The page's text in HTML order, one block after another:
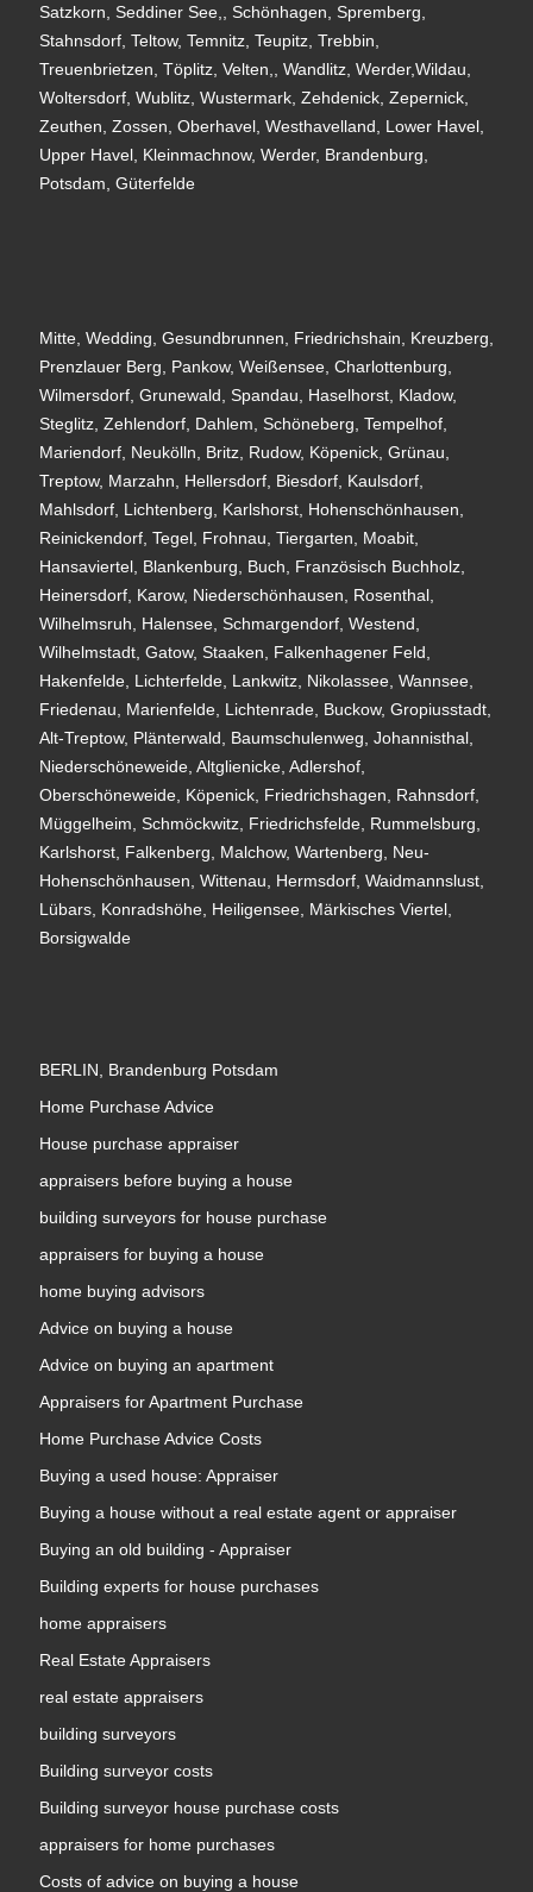
Satzkorn, Seddiner See,, Schönhagen, Spremberg,
Stahnsdorf, Teltow, Temnitz, Teupitz, Trebbin,
Treuenbrietzen, Töplitz, Velten,, Wandlitz, Werder,Wildau,
Woltersdorf, Wublitz, Wustermark, Zehdenick, Zepernick,
Zeuthen, Zossen, Oberhavel, Westhavelland, Lower Havel,
Upper Havel, Kleinmachnow, Werder, Brandenburg,
Potsdam, Güterfelde
Mitte, Wedding, Gesundbrunnen, Friedrichshain, Kreuzberg,
Prenzlauer Berg, Pankow, Weißensee, Charlottenburg,
Wilmersdorf, Grunewald, Spandau, Haselhorst, Kladow,
Steglitz, Zehlendorf, Dahlem, Schöneberg, Tempelhof,
Mariendorf, Neukölln, Britz, Rudow, Köpenick, Grünau,
Treptow, Marzahn, Hellersdorf, Biesdorf, Kaulsdorf,
Mahlsdorf, Lichtenberg, Karlshorst, Hohenschönhausen,
Reinickendorf, Tegel, Frohnau, Tiergarten, Moabit,
Hansaviertel, Blankenburg, Buch, Französisch Buchholz,
Heinersdorf, Karow, Niederschönhausen, Rosenthal,
Wilhelmsruh, Halensee, Schmargendorf, Westend,
Wilhelmstadt, Gatow, Staaken, Falkenhagener Feld,
Hakenfelde, Lichterfelde, Lankwitz, Nikolassee, Wannsee,
Friedenau, Marienfelde, Lichtenrade, Buckow, Gropiusstadt,
Alt-Treptow, Plänterwald, Baumschulenweg, Johannisthal,
Niederschöneweide, Altglienicke, Adlershof,
Oberschöneweide, Köpenick, Friedrichshagen, Rahnsdorf,
Müggelheim, Schmöckwitz, Friedrichsfelde, Rummelsburg,
Karlshorst, Falkenberg, Malchow, Wartenberg, Neu-
Hohenschönhausen, Wittenau, Hermsdorf, Waidmannslust,
Lübars, Konradshöhe, Heiligensee, Märkisches Viertel,
Borsigwalde
BERLIN, Brandenburg Potsdam
Home Purchase Advice
House purchase appraiser
appraisers before buying a house
building surveyors for house purchase
appraisers for buying a house
home buying advisors
Advice on buying a house
Advice on buying an apartment
Appraisers for Apartment Purchase
Home Purchase Advice Costs
Buying a used house: Appraiser
Buying a house without a real estate agent or appraiser
Buying an old building - Appraiser
Building experts for house purchases
home appraisers
Real Estate Appraisers
real estate appraisers
building surveyors
Building surveyor costs
Building surveyor house purchase costs
appraisers for home purchases
Costs of advice on buying a house